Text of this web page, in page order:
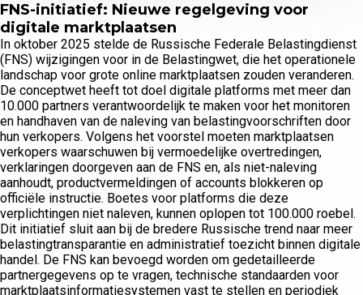
FNS-initiatief: Nieuwe regelgeving voor
digitale marktplaatsen
In oktober 2025 stelde de Russische Federale Belastingdienst
(FNS) wijzigingen voor in de Belastingwet, die het operationele
landschap voor grote online marktplaatsen zouden veranderen.
De conceptwet heeft tot doel digitale platforms met meer dan
10.000 partners verantwoordelijk te maken voor het monitoren
en handhaven van de naleving van belastingvoorschriften door
hun verkopers. Volgens het voorstel moeten marktplaatsen
verkopers waarschuwen bij vermoedelijke overtredingen,
verklaringen doorgeven aan de FNS en, als niet-naleving
aanhoudt, productvermeldingen of accounts blokkeren op
officiële instructie. Boetes voor platforms die deze
verplichtingen niet naleven, kunnen oplopen tot 100.000 roebel.
Dit initiatief sluit aan bij de bredere Russische trend naar meer
belastingtransparantie en administratief toezicht binnen digitale
handel. De FNS kan bevoegd worden om gedetailleerde
partnergegevens op te vragen, technische standaarden voor
marktplaatsinformatiesystemen vast te stellen en periodiek